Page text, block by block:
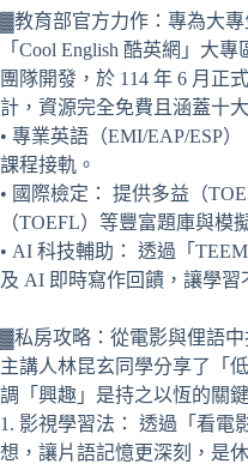
▓教育部官方力作：專為大專
「Cool English 酷英網」大
團隊開發，於 114 年 6 月正
計，資源完全免費且涵蓋十
• 專業英語（EMI/EAP/ESP
課程接軌。
• 國際檢定： 提供多益（
（TOEFL）等豐富題庫與模
• AI 科技輔助： 透過「
及 AI 即時寫作回饋，讓學習
▓私房攻略：從電影與俚語
主講人林昆玄同學分享了「
調「興趣」是持之以恆的關鍵
1. 影視學習法： 透過「看電
想，讓片語記憶更深刻，是